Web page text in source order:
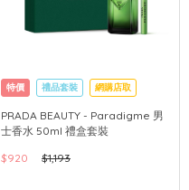
特價 禮品套裝 網購店取
PRADA BEAUTY - Paradigme 男
士香水 50ml 禮盒套裝
$920
$1,193